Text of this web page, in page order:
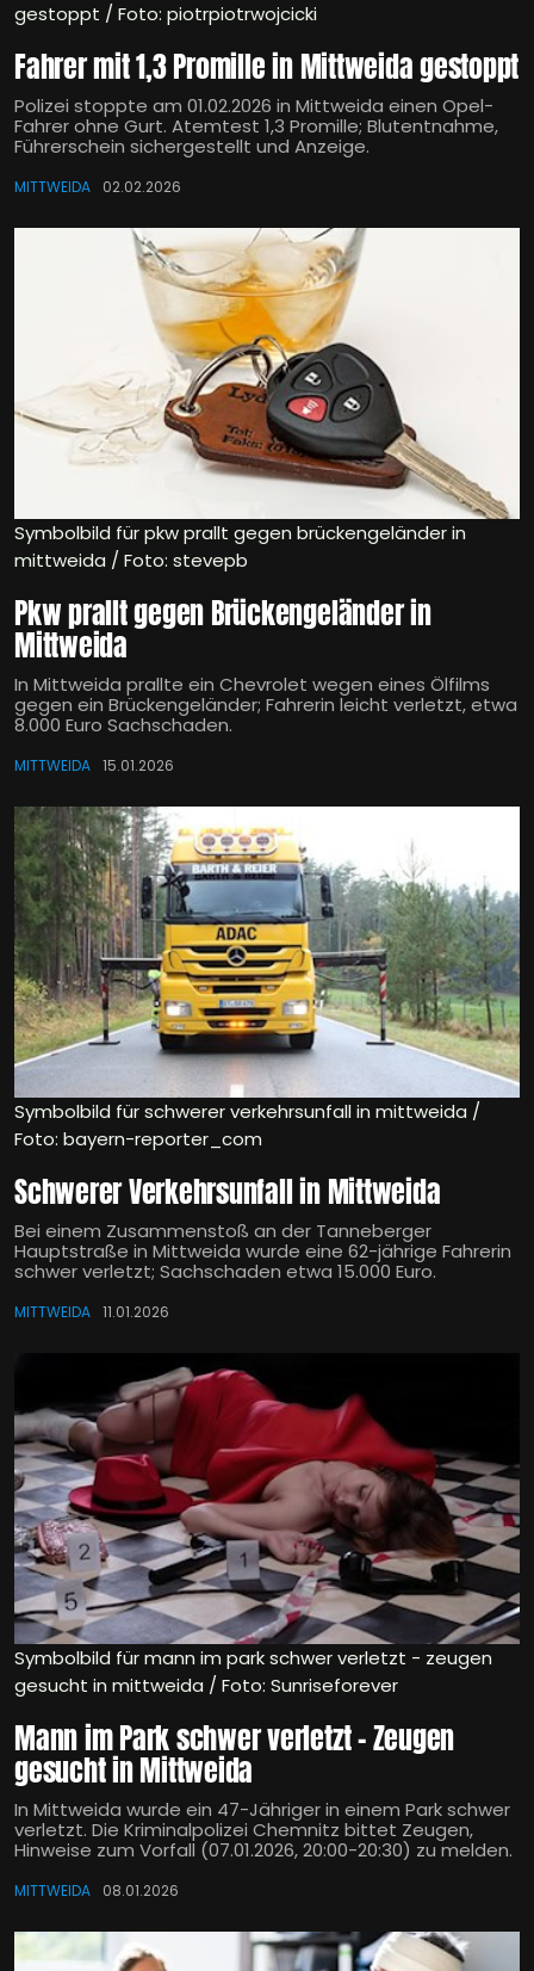
gestoppt / Foto: piotrpiotrwojcicki
Fahrer mit 1,3 Promille in Mittweida gestoppt
Polizei stoppte am 01.02.2026 in Mittweida einen Opel-
Fahrer ohne Gurt. Atemtest 1,3 Promille; Blutentnahme,
Führerschein sichergestellt und Anzeige.
MITTWEIDA 02.02.2026
Symbolbild für pkw prallt gegen brückengeländer in
mittweida / Foto: stevepb
Pkw prallt gegen Brückengeländer in
Mittweida
In Mittweida prallte ein Chevrolet wegen eines Ölfilms
gegen ein Brückengeländer; Fahrerin leicht verletzt, etwa
8.000 Euro Sachschaden.
MITTWEIDA 15.01.2026
Symbolbild für schwerer verkehrsunfall in mittweida /
Foto: bayern-reporter_com
Schwerer Verkehrsunfall in Mittweida
Bei einem Zusammenstoß an der Tanneberger
Hauptstraße in Mittweida wurde eine 62-jährige Fahrerin
schwer verletzt; Sachschaden etwa 15.000 Euro.
MITTWEIDA 11.01.2026
Symbolbild für mann im park schwer verletzt - zeugen
gesucht in mittweida / Foto: Sunriseforever
Mann im Park schwer verletzt - Zeugen
gesucht in Mittweida
In Mittweida wurde ein 47-Jähriger in einem Park schwer
verletzt. Die Kriminalpolizei Chemnitz bittet Zeugen,
Hinweise zum Vorfall (07.01.2026, 20:00-20:30) zu melden.
MITTWEIDA 08.01.2026